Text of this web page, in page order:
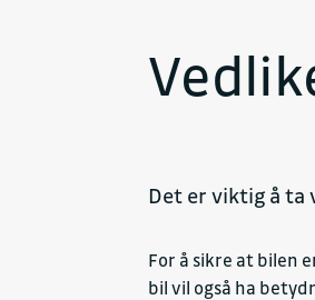
Det er viktig å ta
For å sikre at bilen
bil vil også ha